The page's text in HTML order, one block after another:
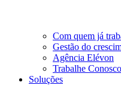
Com quem já
Gestão do
Agência Elévon
Trabalhe Conosco
Soluções